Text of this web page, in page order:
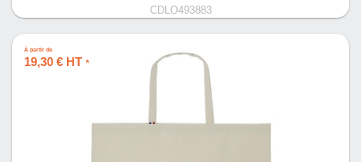
CDLO493883
À partir de
19,30 € HT *